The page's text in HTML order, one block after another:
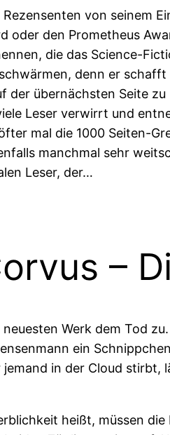
von seinem
oder den Prometheus
die das Science-
schwärmen, denn er schafft
der übernächsten Seite
Leser verwirrt und
mal die 1000 Seiten-
manchmal sehr
Leser, der…
–
Werk dem Tod
ein
in der Cloud
heißt, müssen